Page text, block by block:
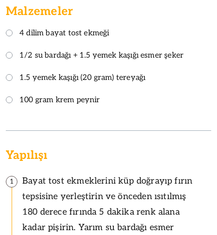
Malzemeler
4 dilim bayat tost ekmeği
1/2 su bardağı + 1.5 yemek kaşığı esmer şeker
1.5 yemek kaşığı (20 gram) tereyağı
100 gram krem peynir
Yapılışı
1
Bayat tost ekmeklerini küp doğrayıp fırın
tepsisine yerleştirin ve önceden ısıtılmış
180 derece fırında 5 dakika renk alana
kadar pişirin. Yarım su bardağı esmer